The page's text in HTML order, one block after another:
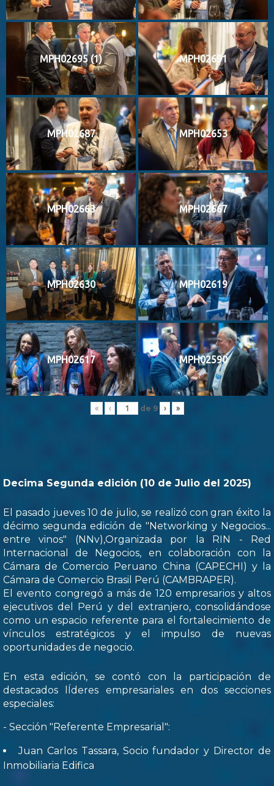
MPH02695 (1) MPH02691
MPH02687 MPH02653
MPH02663 MPH02667
MPH02630 MPH02619
MPH02617 MPH02590
« ‹ de 9 › »
Decima Segunda edición (10 de Julio del 2025)
El pasado jueves 10 de julio, se realizó con gran éxito la
décimo segunda edición de "Networking y Negocios...
entre vinos" (NNv),Organizada por la RIN - Red
Internacional de Negocios, en colaboración con la
Cámara de Comercio Peruano China (CAPECHI) y la
Cámara de Comercio Brasil Perú (CAMBRAPER).
El evento congregó a más de 120 empresarios y altos
ejecutivos del Perú y del extranjero, consolidándose
como un espacio referente para el fortalecimiento de
vínculos estratégicos y el impulso de nuevas
oportunidades de negocio.
En esta edición, se contó con la participación de
destacados lÍderes empresariales en dos secciones
especiales:
- Sección "Referente Empresarial":
Juan Carlos Tassara, Socio fundador y Director de
Inmobiliaria Edifica